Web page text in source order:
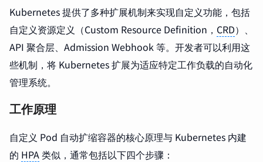
Kubernetes 提供了多种扩展机制来实现自定义功能，包括
自定义资源定义（Custom Resource Definition， CRD）、
API 聚合层、Admission Webhook 等。开发者可以利用这
些机制，将 Kubernetes 扩展为适应特定工作负载的自动化
管理系统。
工作原理
自定义 Pod 自动扩缩容器的核心原理与 Kubernetes 内建
的 HPA类似，通常包括以下四个步骤：